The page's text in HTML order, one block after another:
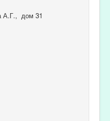
А.Г., дом 31